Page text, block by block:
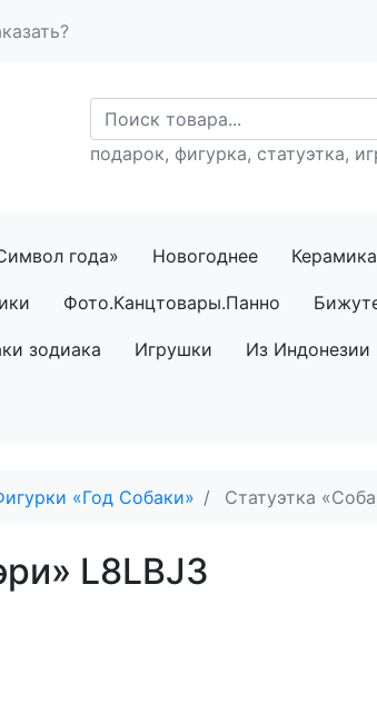
подарок, фигурка, статуэтка,
года» Новогоднее
Фото.Канцтовары.Панно
зодиака Игрушки Из Индонезии
«Год Собаки» Статуэтка
L8LBJ3